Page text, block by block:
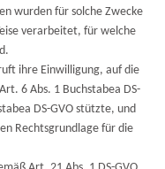
wurden für solche Zwecke
verarbeitet, für welche
ihre Einwilligung, auf die
6 Abs. 1 Buchstabea DS-
DS-GVO stützte, und
Rechtsgrundlage für die